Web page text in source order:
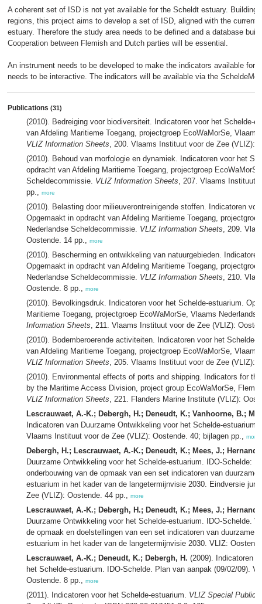
A coherent set of ISD is not yet available for the Scheldt estuary. Building
regions, this project aims to develop a set of ISD, aligned with the current
estuary. Therefore the study area needs to be defined and a database
Cooperation between Flemish and Dutch parties will be essential.
An instrument needs to be developed to make the indicators available for
needs to be interactive. The indicators will be available via the
Publications (31)
(2010). Bedreiging voor biodiversiteit. Indicatoren voor het Schelde-
van Afdeling Maritieme Toegang, projectgroep EcoWaMorSe,
VLIZ Information Sheets, 200. Vlaams Instituut voor de Zee (VLIZ):
(2010). Behoud van morfologie en dynamiek. Indicatoren voor het
opdracht van Afdeling Maritieme Toegang, projectgroep
Scheldecommissie. VLIZ Information Sheets, 207. Vlaams Instituut
pp., more
(2010). Belasting door milieuverontreinigende stoffen. Indicatoren
Opgemaakt in opdracht van Afdeling Maritieme Toegang,
Nederlandse Scheldecommissie. VLIZ Information Sheets, 209.
Oostende. 14 pp., more
(2010). Bescherming en ontwikkeling van natuurgebieden.
Opgemaakt in opdracht van Afdeling Maritieme Toegang,
Nederlandse Scheldecommissie. VLIZ Information Sheets, 210.
Oostende. 8 pp., more
(2010). Bevolkingsdruk. Indicatoren voor het Schelde-estuarium.
Maritieme Toegang, projectgroep EcoWaMorSe, Vlaams
Information Sheets, 211. Vlaams Instituut voor de Zee (VLIZ):
(2010). Bodemberoerende activiteiten. Indicatoren voor het Schelde-
van Afdeling Maritieme Toegang, projectgroep EcoWaMorSe,
VLIZ Information Sheets, 205. Vlaams Instituut voor de Zee (VLIZ):
(2010). Environmental effects of ports and shipping. Indicators for
by the Maritime Access Division, project group EcoWaMorSe,
VLIZ Information Sheets, 221. Flanders Marine Institute (VLIZ):
Lescrauwaet, A.-K.; Debergh, H.; Deneudt, K.; Vanhoorne, B.;
Indicatoren van Duurzame Ontwikkeling voor het Schelde-
Vlaams Instituut voor de Zee (VLIZ): Oostende. 40; bijlagen pp., more
Debergh, H.; Lescrauwaet, A.-K.; Deneudt, K.; Mees, J.;
Duurzame Ontwikkeling voor het Schelde-estuarium. IDO-Schelde:
onderbouwing van de opmaak van een set indicatoren van
estuarium in het kader van de langetermijnvisie 2030. Eindversie
Zee (VLIZ): Oostende. 44 pp., more
Lescrauwaet, A.-K.; Debergh, H.; Deneudt, K.; Mees, J.;
Duurzame Ontwikkeling voor het Schelde-estuarium. IDO-Schelde.
de opmaak en doelstellingen van een set indicatoren van duurzame
estuarium in het kader van de langetermijnvisie 2030. VLIZ:
Lescrauwaet, A.-K.; Deneudt, K.; Debergh, H. (2009). Indicatoren
het Schelde-estuarium. IDO-Schelde. Plan van aanpak (09/02/09).
Oostende. 8 pp., more
(2011). Indicatoren voor het Schelde-estuarium. VLIZ Special